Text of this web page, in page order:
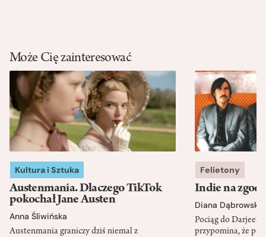
Może Cię zainteresować
Kultura i Sztuka
Austenmania. Dlaczego TikTok
pokochał Jane Austen
Anna Śliwińska
Austenmania graniczy dziś niemal z
Felietony
Indie na
Diana Dąbrowska
Pociąg do
przypomina, że